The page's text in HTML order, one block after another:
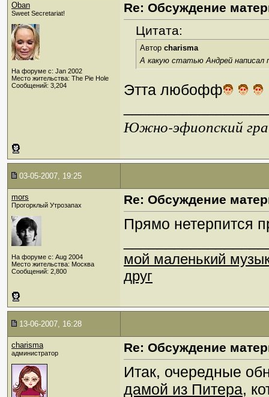
Oban
Sweet Secretariat!
На форуме с: Jan 2002
Место жительства: The Pie Hole
Сообщений: 3,204
Re: Обсуждение
Цитата:
Автор charisma
А какую статью Андрей написал
Этта любофф
Южно-эфиопский
03-05-2007, 19:25
mors
Прогорклый Утрозапах
На форуме с: Aug 2004
Место жительства: Москва
Сообщений: 2,800
Re: Обсуждение
Прямо нетерпится
мой маленький
друг
13-06-2007, 16:28
charisma
администратор Re: Обсуждение
Итак, очередные
дамой из Питера,